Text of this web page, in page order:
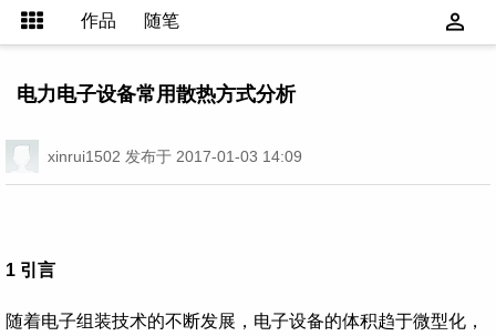
作品 随笔
电力电子设备常用散热方式分析
xinrui1502 发布于 2017-01-03 14:09
1 引言
随着电子组装技术的不断发展，电子设备的体积趋于微型化，